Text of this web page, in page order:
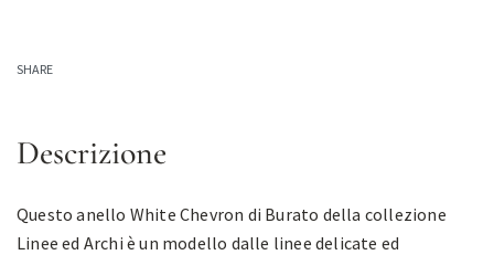
SHARE
Descrizione
Questo anello White Chevron di Burato della collezione
Linee ed Archi è un modello dalle linee delicate ed